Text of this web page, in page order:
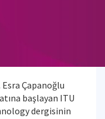
Esra Çapanoğlu
başlayan ITU
dergisinin